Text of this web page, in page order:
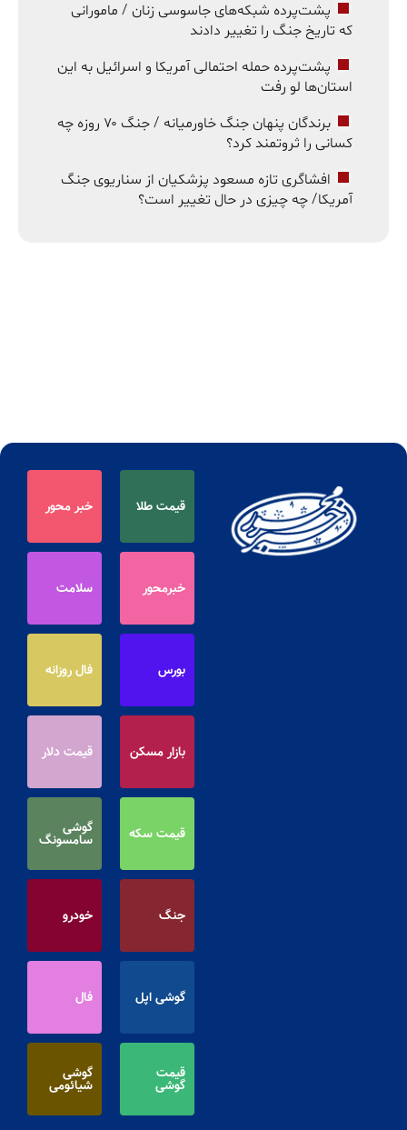
پشت‌پرده شبکه‌های جاسوسی زنان / مامورانی
که تاریخ جنگ را تغییر دادند
پشت‌پرده حمله احتمالی آمریکا و اسرائیل به این
استان‌ها لو رفت
برندگان پنهان جنگ خاورمیانه / جنگ ۷۰ روزه چه
کسانی را ثروتمند کرد؟
افشاگری تازه مسعود پزشکیان از سناریوی جنگ
آمریکا/ چه چیزی در حال تغییر است؟
قیمت طلا خبر محور
خبرمحور سلامت
بورس فال روزانه
بازار مسکن قیمت دلار
قیمت سکه گوشی
سامسونگ
جنگ خودرو
گوشی اپل فال
قیمت
گوشی
گوشی
شیائومی